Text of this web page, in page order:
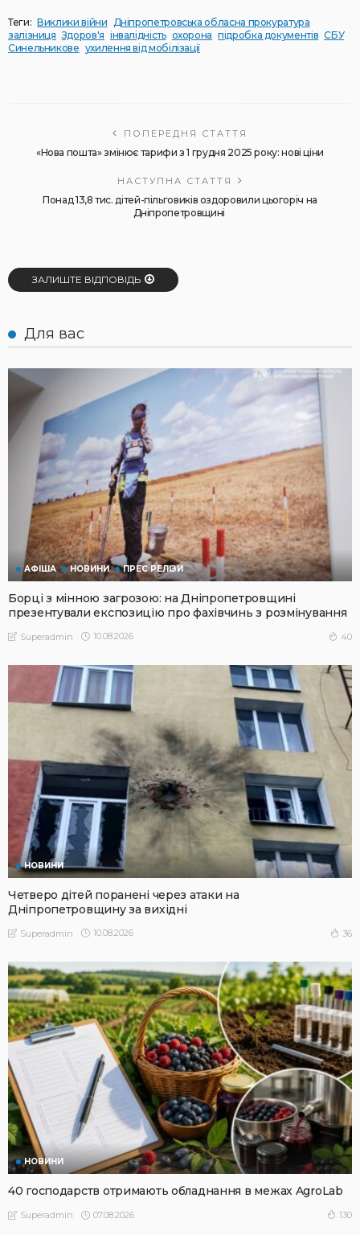
Теги: Виклики війни Дніпропетровська обласна прокуратура
залізниця Здоров'я інвалідність охорона підробка документів СБУ
Синельникове ухилення від мобілізації
ПОПЕРЕДНЯ СТАТТЯ
«Нова пошта» змінює тарифи з 1 грудня 2025 року: нові ціни
НАСТУПНА СТАТТЯ
Понад 13,8 тис. дітей-пільговиків оздоровили цьогоріч на
Дніпропетровщині
ЗАЛИШТЕ ВІДПОВІДЬ
Для вас
АФІША НОВИНИ ПРЕС РЕЛІЗИ
Борці з мінною загрозою: на Дніпропетровщині
презентували експозицію про фахівчинь з розмінування
Superadmin 10.08.2026 40
НОВИНИ
Четверо дітей поранені через атаки на
Дніпропетровщину за вихідні
Superadmin 10.08.2026 36
НОВИНИ
40 господарств отримають обладнання в межах AgroLab
Superadmin 07.08.2026 130